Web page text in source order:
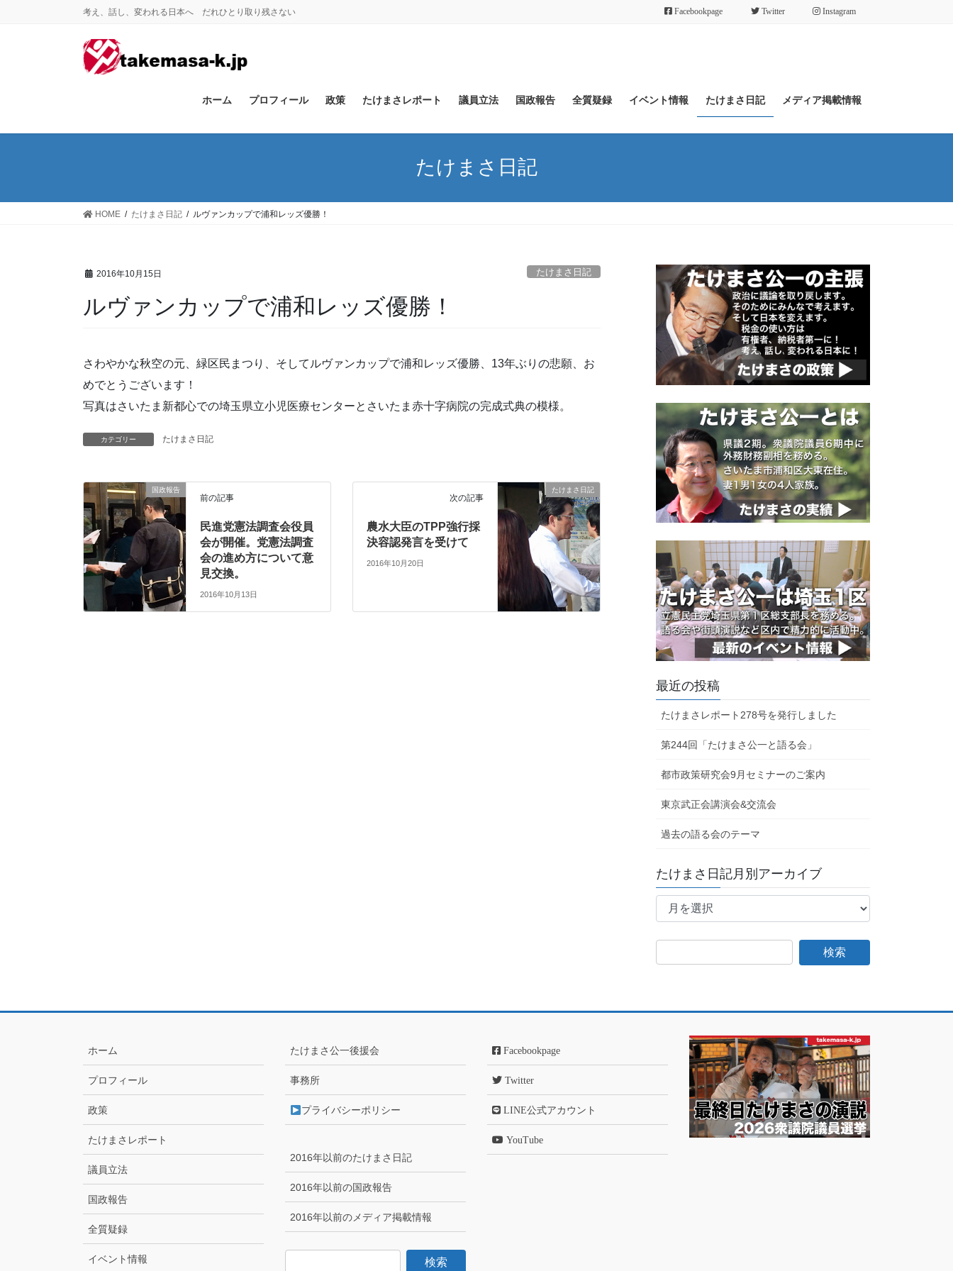
考え、話し、変われる日本へ だれひとり取り残さない Facebookpage Twitter Instagram
ホーム プロフィール 政策 たけまさレポート 議員立法 国政報告 全質疑録 イベント情報 たけまさ日記 メディア掲載情報
たけまさ日記
HOME たけまさ日記 ルヴァンカップで浦和レッズ優勝！
2016年10月15日 たけまさ日記
ルヴァンカップで浦和レッズ優勝！
さわやかな秋空の元、緑区民まつり、そしてルヴァンカップで浦和レッズ優勝、13年ぶりの悲願、お
めでとうございます！
写真はさいたま新都心での埼玉県立小児医療センターとさいたま赤十字病院の完成式典の模様。
カテゴリー たけまさ日記
国政報告
前の記事
民進党憲法調査会役員
会が開催。党憲法調査
会の進め方について意
見交換。
2016年10月13日
たけまさ日記
次の記事
農水大臣のTPP強行採
決容認発言を受けて
2016年10月20日
最近の投稿
たけまさレポート278号を発行しました
第244回「たけまさ公一と語る会」
都市政策研究会9月セミナーのご案内
東京武正会講演会&交流会
過去の語る会のテーマ
たけまさ日記月別アーカイブ
た
日
別
カ
ホーム
プロフィール
政策
たけまさレポート
議員立法
国政報告
全質疑録
イベント情報
たけまさ公一後援会
事務所
プライバシーポリシー
2016年以前のたけまさ日記
2016年以前の国政報告
2016年以前のメディア掲載情報
Facebookpage
Twitter
LINE公式アカウント
YouTube